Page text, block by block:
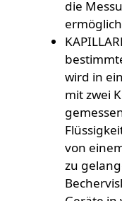
die
wird in
mit zwei
von
zu